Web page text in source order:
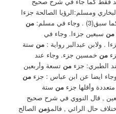
ومسلم:الرؤيا الصالحة جزءا
. ‏وجاء في مسلم:
من
من سبعين جزءا. ‏وجاء في
‏. ولابن عبدالبر رواية :من ستة
من خمسين جزء. وجاء عند
الطبري: جزءمن تسعة وأربعين
‏وجاء ايضا عن ابن عباس : جزءمن
وأقلها جزءمن ستة
, قال النووي في شرح صحيح
من الصالح